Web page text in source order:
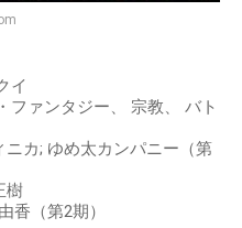
イ
ファンタジー、 宗教、 バト
カ; ゆめ太カンパニー（第
樹
香（第2期）